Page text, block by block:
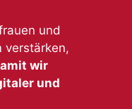
und
verstärken,
wir
und